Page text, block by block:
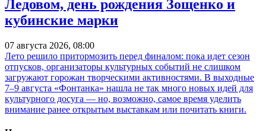
Ледовом, день рождения Зощенко и
кубинские марки
07 августа 2026, 08:00
Лето решило притормозить перед финалом: пока идет сезон
отпусков, организаторы культурных событий не слишком
загружают горожан творческими активностями. В выходные
7–9 августа «Фонтанка» нашла не так много новых идей для
культурного досуга — но, возможно, самое время уделить
внимание ранее открытым выставкам или почитать книги.